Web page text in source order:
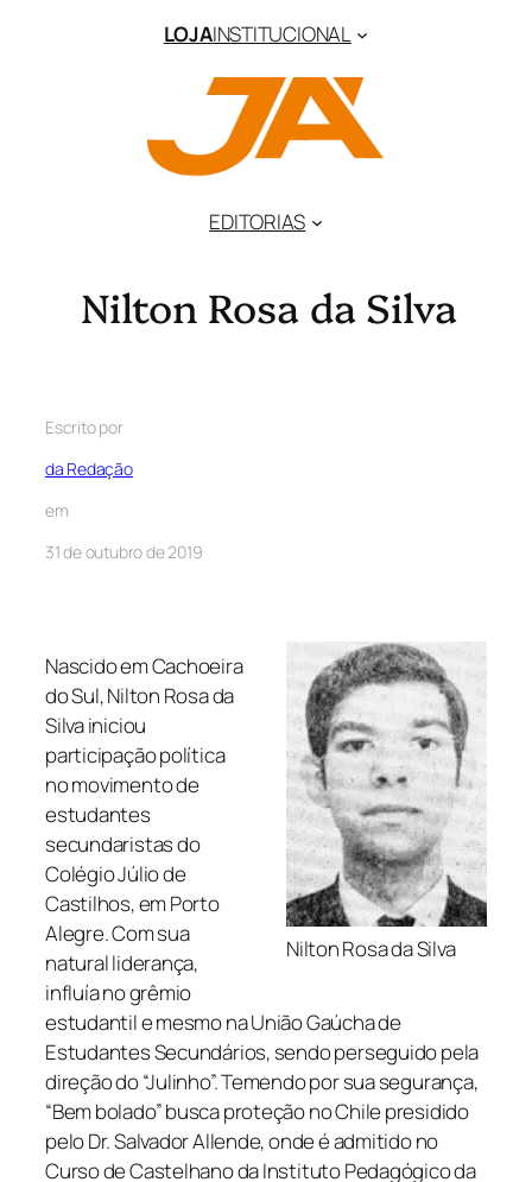
LOJAINSTITUCIONAL
EDITORIAS
Nilton Rosa da Silva
Escrito por
da Redação
em
31 de outubro de 2019
Nilton Rosa da Silva
Nascido em Cachoeira
do Sul, Nilton Rosa da
Silva iniciou
participação política
no movimento de
estudantes
secundaristas do
Colégio Júlio de
Castilhos, em Porto
Alegre. Com sua
natural liderança,
influía no grêmio
estudantil e mesmo na União Gaúcha de
Estudantes Secundários, sendo perseguido pela
direção do “Julinho”. Temendo por sua segurança,
“Bem bolado” busca proteção no Chile presidido
pelo Dr. Salvador Allende, onde é admitido no
Curso de Castelhano da Instituto Pedagógico da